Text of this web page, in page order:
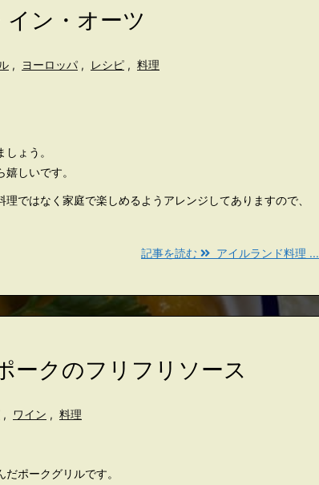
ン・オーツ
, ヨーロッパ , レシピ , 料理
ょう。
しいです。
ではなく家庭で楽しめるようアレンジしてありますので、
記事を読む アイルランド料理 ...
ークのフリフリソース
, ワイン , 料理
ポークグリルです。